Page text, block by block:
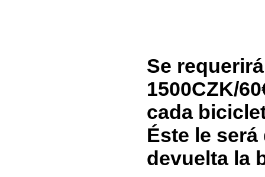
Se
1500CZK/
cada
Éste le
devuelta la